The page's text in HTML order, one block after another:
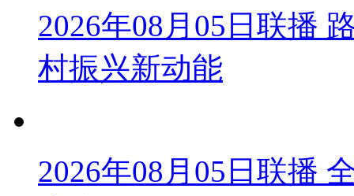
2026年08月05日联播
村振兴新动能
2026年08月05日联播